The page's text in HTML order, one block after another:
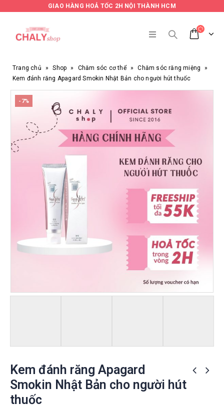
GIAO HÀNG HOẢ TỐC 2H NỘI THÀNH HCM
Trang chủ » Shop » Chăm sóc cơ thể » Chăm sóc răng miệng
»
Kem đánh răng Apagard Smokin Nhật Bản cho người hút thuốc
-7%
Kem đánh răng Apagard
Smokin Nhật Bản cho người hút
thuốc